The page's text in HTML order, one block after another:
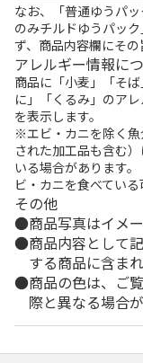
なお、「普通ゆうパ
のみチルドゆうパッ
ず、商品内容欄にその
アレルギー情報に
商品に「小麦」「そ
に」「くるみ」のア
を表示します。
※エビ・カニを除く
された加工品も含む
いる場合があります
ビ・カニを食べている
その他
商品写真はイメー
商品内容として
する商品に含ま
商品の色は、ご
際と異なる場合が